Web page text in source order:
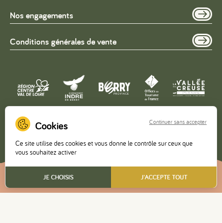
FR
Nos engagements
Conditions générales de vente
Copyright © 2026 – Office de Tourisme de la Vallée de la
Creuse •Mentions légales •Politique de confidentialité
par l'agence
Ce site utilise des cookies et vous donne le contrôle sur ceux que
vous souhaitez activer
J'ACCEPTE TOUT
Continuer sans accepter
JE CHOISIS